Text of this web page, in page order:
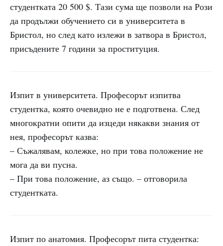
студентката 20 500 $. Тази сума ще позволи на Рози
да продължи обучението си в университета в
Бристол, но след като излежи в затвора в Бристол,
присъдените 7 години за проституция.
Изпит в университета. Професорът изпитва
студентка, която очевидно не е подготвена. След
многократни опити да изцеди някакви знания от
нея, професорът казва:
– Съжалявам, колежке, но при това положение не
мога да ви пусна.
– При това положение, аз също. – отговорила
студентката.
Изпит по анатомия. Професорът пита студентка: